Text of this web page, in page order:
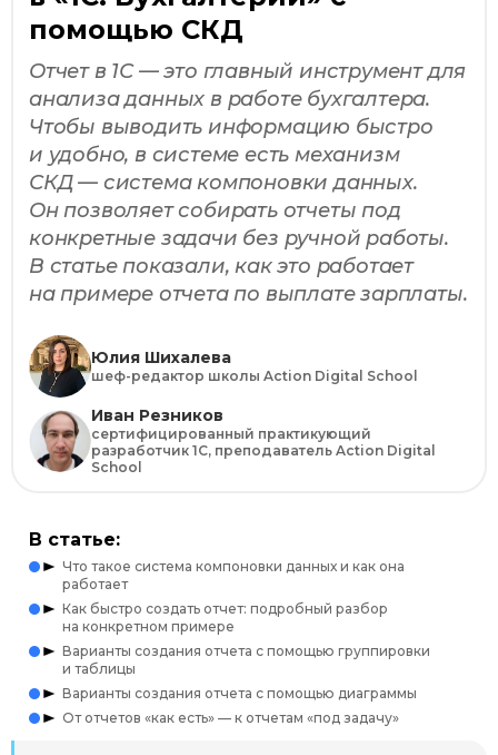
помощью СКД
Отчет в 1С — это главный инструмент для
анализа данных в работе бухгалтера.
Чтобы выводить информацию быстро
и удобно, в системе есть механизм
СКД — система компоновки данных.
Он позволяет собирать отчеты под
конкретные задачи без ручной работы.
В статье показали, как это работает
на примере отчета по выплате зарплаты.
Юлия Шихалева
шеф-редактор школы Action Digital School
Иван Резников
сертифицированный практикующий
разработчик 1С, преподаватель Action Digital
School
В статье:
Что такое система компоновки данных и как она
работает
Как быстро создать отчет: подробный разбор
на конкретном примере
Варианты создания отчета с помощью группировки
и таблицы
Варианты создания отчета с помощью диаграммы
От отчетов «как есть» — к отчетам «под задачу»